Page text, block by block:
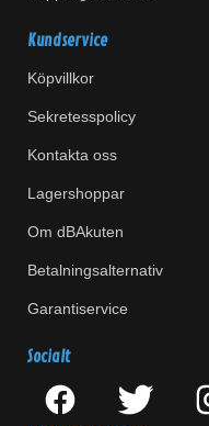
Kundservice
Köpvillkor
Sekretesspolicy
Kontakta oss
Lagershoppar
Om dBAkuten
Betalningsalternativ
Garantiservice
Socialt